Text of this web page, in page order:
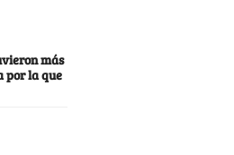
más
por la que